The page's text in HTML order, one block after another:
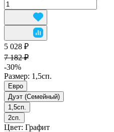
5 028 ₽
7 182 ₽
-30%
Размер: 1,5сп.
Евро
Дуэт (Семейный)
1,5сп.
2сп.
Цвет: Графит